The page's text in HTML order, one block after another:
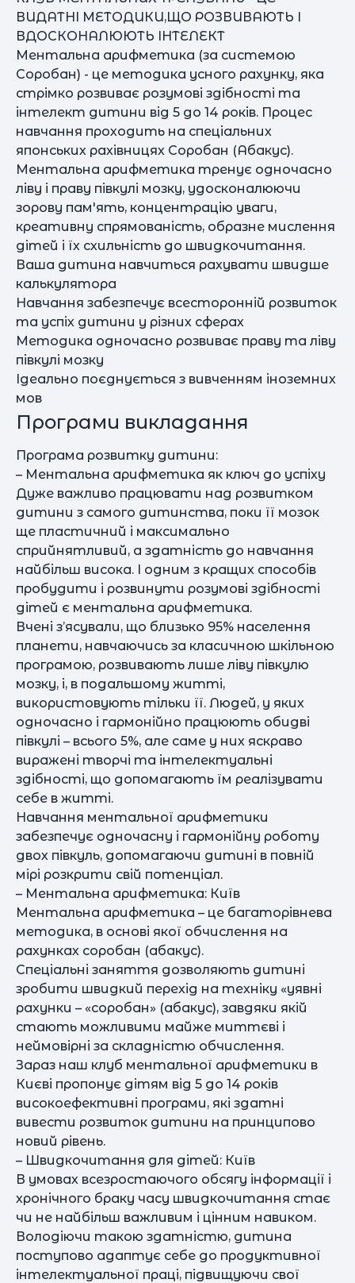
ВИДАТНІ МЕТОДИКИ,ЩО РОЗВИВАЮТЬ І
ВДОСКОНАЛЮЮТЬ ІНТЕЛЕКТ
Ментальна арифметика (за системою
Соробан) - це методика усного рахунку, яка
стрімко розвиває розумові здібності та
інтелект дитини від 5 до 14 років. Процес
навчання проходить на спеціальних
японських рахівницях Соробан (Абакус).
Ментальна арифметика тренує одночасно
ліву і праву півкулі мозку, удосконалюючи
зорову пам'ять, концентрацію уваги,
креативну спрямованість, образне мислення
дітей і їх схильність до швидкочитання.
Ваша дитина навчиться рахувати швидше
калькулятора
Навчання забезпечує всесторонній розвиток
та успіх дитини у різних сферах
Методика одночасно розвиває праву та ліву
півкулі мозку
Ідеально поєднується з вивченням іноземних
мов
Програми викладання
Програма розвитку дитини:
– Ментальна арифметика як ключ до успіху
Дуже важливо працювати над розвитком
дитини з самого дитинства, поки її мозок
ще пластичний і максимально
сприйнятливий, а здатність до навчання
найбільш висока. І одним з кращих способів
пробудити і розвинути розумові здібності
дітей є ментальна арифметика.
Вчені з’ясували, що близько 95% населення
планети, навчаючись за класичною шкільною
програмою, розвивають лише ліву півкулю
мозку, і, в подальшому житті,
використовують тільки її. Людей, у яких
одночасно і гармонійно працюють обидві
півкулі – всього 5%, але саме у них яскраво
виражені творчі та інтелектуальні
здібності, що допомагають їм реалізувати
себе в житті.
Навчання ментальної арифметики
забезпечує одночасну і гармонійну роботу
двох півкуль, допомагаючи дитині в повній
мірі розкрити свій потенціал.
– Ментальна арифметика: Київ
Ментальна арифметика – це багаторівнева
методика, в основі якої обчислення на
рахунках соробан (абакус).
Спеціальні заняття дозволяють дитині
зробити швидкий перехід на техніку «уявні
рахунки – «соробан» (абакус), завдяки якій
стають можливими майже миттєві і
неймовірні за складністю обчислення.
Зараз наш клуб ментальної арифметики в
Києві пропонує дітям від 5 до 14 років
високоефективні програми, які здатні
вивести розвиток дитини на принципово
новий рівень.
– Швидкочитання для дітей: Київ
В умовах всезростаючого обсягу інформації і
хронічного браку часу швидкочитання стає
чи не найбільш важливим і цінним навиком.
Володіючи такою здатністю, дитина
поступово адаптує себе до продуктивної
інтелектуальної праці, підвищуючи свої